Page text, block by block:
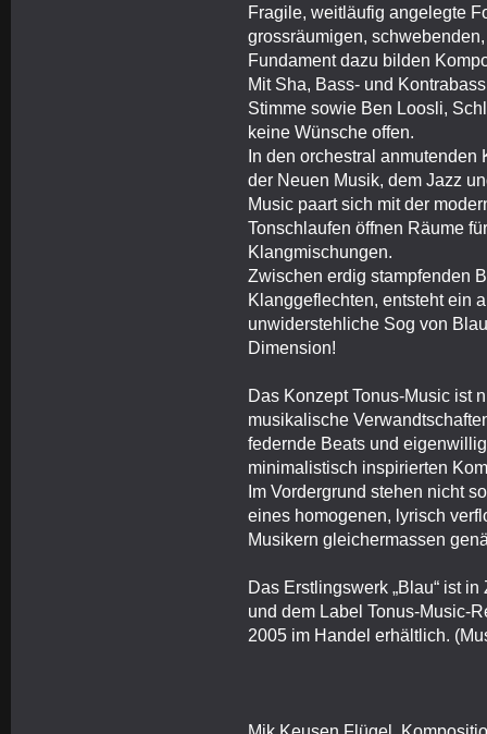
Fragile, weitläufig angelegte
grossräumigen,
Fundament dazu bilden
Mit Sha, Bass- und
Stimme sowie Ben Loosli,
keine Wünsche offen.
In den orchestral
der Neuen Musik, dem Jazz
Music paart sich mit der
Tonschlaufen öffnen Räume
Klangmischungen.
Zwischen erdig stampfenden
Klanggeflechten, entsteht ein
unwiderstehliche Sog von
Dimension!
Das Konzept Tonus-Music ist
musikalische
federnde Beats und
minimalistisch inspirierten
Im Vordergrund stehen nicht
eines homogenen, lyrisch
Musikern gleichermassen
Das Erstlingswerk „Blau“ ist
und dem Label Tonus-Music-
2005 im Handel erhältlich.